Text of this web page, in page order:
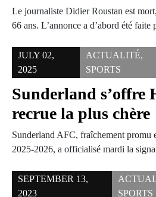
Le journaliste Didier Roustan est
66 ans. L’annonce a d’abord été
JULY 02,
2025
ACTUALITÉ,
SPORTS
Sunderland s’offre
recrue la plus chère
Sunderland AFC, fraîchement promu
2025-2026, a officialisé mardi la
SEPTEMBER 13,
2023
SPORTS